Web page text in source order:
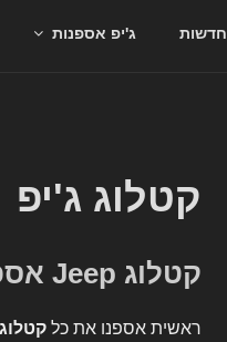
חדשות ג'יפ אספנות
קטלוג ג'יפ
קטלוג Jeep אספנות
ראשית אספנו את כל